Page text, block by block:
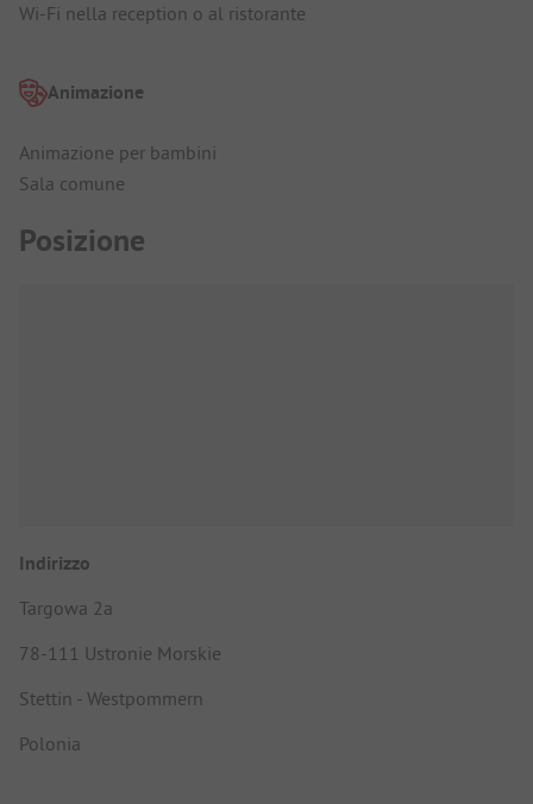
Wi-Fi nella reception o al ristorante
Animazione
Animazione per bambini
Sala comune
Posizione
Indirizzo
Targowa 2a
78-111 Ustronie Morskie
Stettin - Westpommern
Polonia